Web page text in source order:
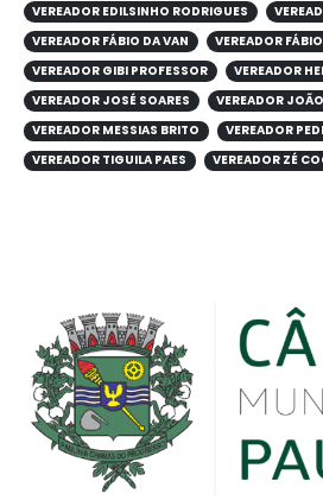
VEREADOR EDILSINHO RODRIGUES
VEREADOR FÁBIO DA VAN
VEREADOR
VEREADOR GIBI PROFESSOR
VEREADOR
VEREADOR JOSÉ SOARES
VEREADOR
VEREADOR MESSIAS BRITO
VEREADOR
VEREADOR TIGUILA PAES
VEREADOR ZÉ